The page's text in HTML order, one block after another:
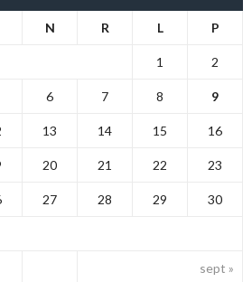
N R L P
sept »
1 2
6 7 8 9
13 14 15 16
20 21 22 23
27 28 29 30